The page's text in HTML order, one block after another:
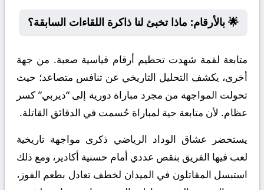
🌟 بالأرقام: ماذا تخبئ لنا ذاكرة اللقاءات السابقة؟
متابعة لقمة شهدت تحطيم أرقام قياسية صعبة. من جهة
أخرى، يكشف التحليل التاريخي عن تنافس متصاعد؛ حيث
تحولت المواجهة من مجرد مباراة دورية إلى “ديربي” كسر
عظام. لأن متابعة حية لمباراة حُسمت في الدقائق القاتلة.
يستحضر عشاق الوداد الرياضي ذكرى مواجهة تاريخية
لعب فيها الفريق بنقص عددي أمام حسنية أكادير، ومع ذلك
استبسل المقاتلون في الميدان لخطف تعادل بطعم الفوز،